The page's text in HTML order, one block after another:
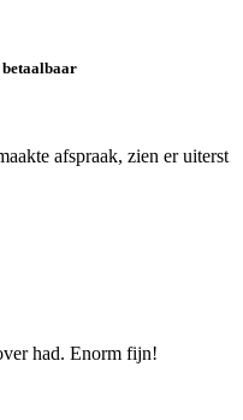
afspraak, zien er uiterst
had. Enorm fijn!